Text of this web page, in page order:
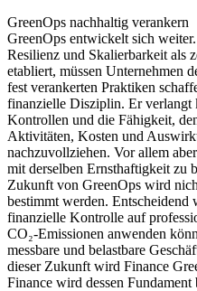
GreenOps nachhaltig verankern
GreenOps entwickelt sich
Resilienz und Skalierbarkeit als
etabliert, müssen Unternehmen
fest verankerten Praktiken
finanzielle Disziplin. Er verlangt
Kontrollen und die Fähigkeit,
Aktivitäten, Kosten und
nachzuvollziehen. Vor allem
mit derselben Ernsthaftigkeit zu
Zukunft von GreenOps wird
bestimmt werden. Entscheidend
finanzielle Kontrolle auf
CO₂-Emissionen anwenden
messbare und belastbare
dieser Zukunft wird Finance
Finance wird dessen Fundament